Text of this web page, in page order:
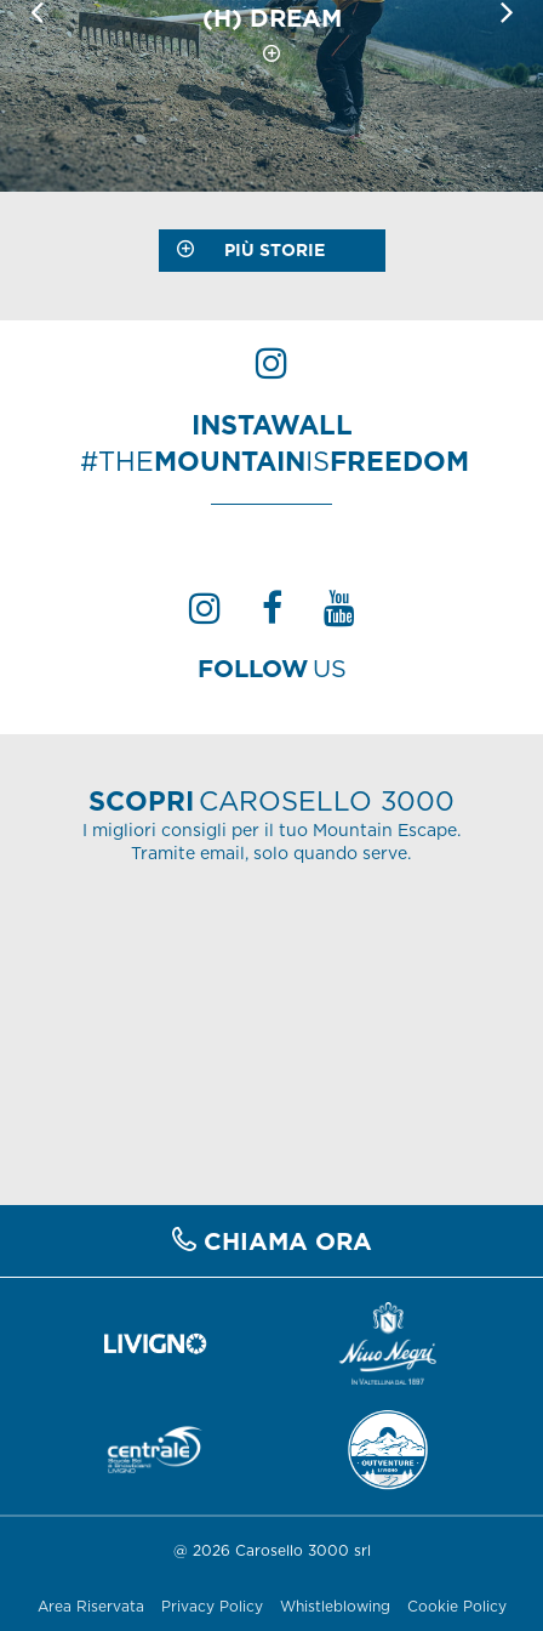
(H) DREAM
PIÙ STORIE
INSTAWALL
#THEMOUNTAINISFREEDOM
FOLLOWUS
SCOPRICAROSELLO 3000
I migliori consigli per il tuo Mountain Escape.
Tramite email, solo quando serve.
CHIAMA ORA
@ 2026 Carosello 3000 srl
Area Riservata Privacy Policy Whistleblowing Cookie Policy